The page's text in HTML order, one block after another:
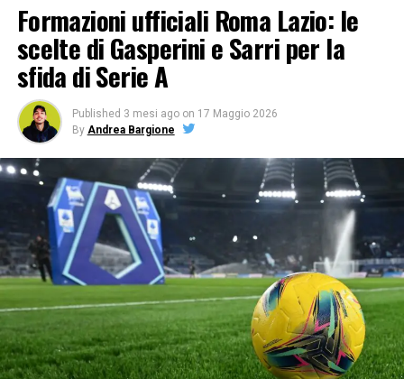
Formazioni ufficiali Roma Lazio: le
scelte di Gasperini e Sarri per la
sfida di Serie A
Published 3 mesi ago on 17 Maggio 2026
By Andrea Bargione